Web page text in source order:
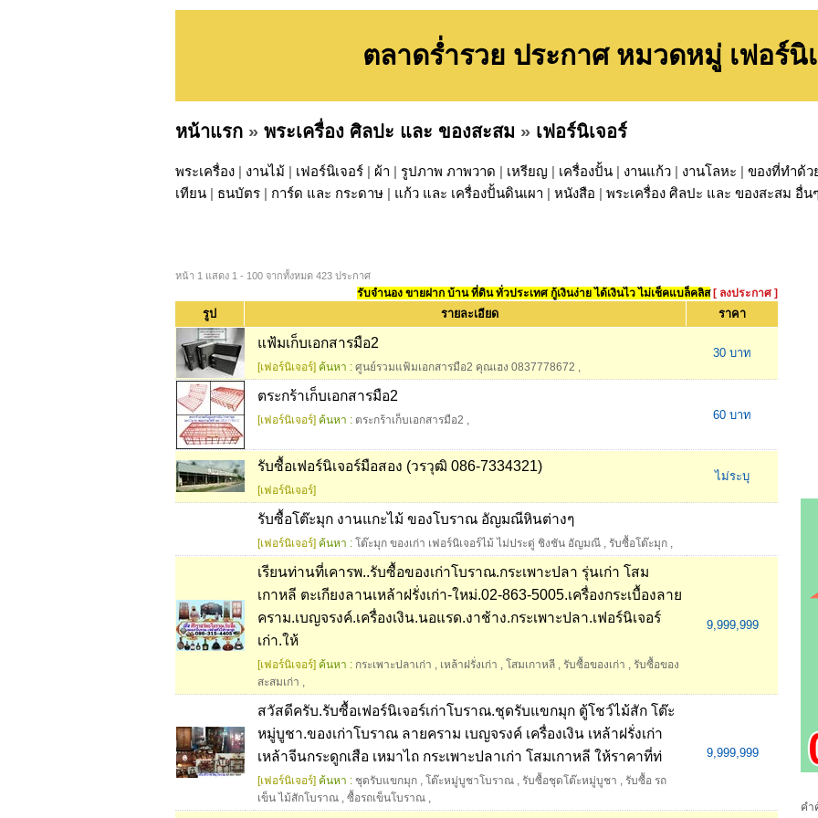
ตลาดร่ำรวย ประกาศ หมวดหมู่ เฟอร์นิ
หน้าแรก » พระเครื่อง ศิลปะ และ ของสะสม » เฟอร์นิเจอร์
พระเครื่อง | งานไม้ | เฟอร์นิเจอร์ | ผ้า | รูปภาพ ภาพวาด | เหรียญ | เครื่องปั้น | งานแก้ว | งานโลหะ | ของที่ทำด้ว
เทียน | ธนบัตร | การ์ด และ กระดาษ | แก้ว และ เครื่องปั้นดินเผา | หนังสือ | พระเครื่อง ศิลปะ และ ของสะสม อื่น
หน้า 1 แสดง 1 - 100 จากทั้งหมด 423 ประกาศ
รับจำนอง ขายฝาก บ้าน ที่ดิน ทั่วประเทศ กู้เงินง่าย ได้เงินไว ไม่เช็คแบล็คลิส [ ลงประกาศ ]
รูป รายละเอียด ราคา
แฟ้มเก็บเอกสารมือ2
[เฟอร์นิเจอร์] ค้นหา : ศูนย์รวมแฟ้มเอกสารมือ2 คุณเฮง 0837778672 ,
30 บาท
ตระกร้าเก็บเอกสารมือ2
[เฟอร์นิเจอร์] ค้นหา : ตระกร้าเก็บเอกสารมือ2 , 60 บาท
รับซื้อเฟอร์นิเจอร์มือสอง (วรวุฒิ 086-7334321)
[เฟอร์นิเจอร์]
ไม่ระบุ
รับซื้อโต๊ะมุก งานแกะไม้ ของโบราณ อัญมณีหินต่างๆ
[เฟอร์นิเจอร์] ค้นหา : โต๊ะมุก ของเก่า เฟอร์นิเจอร์ไม้ ไม่ประดู่ ชิงชัน อัญมณี , รับซื้อโต๊ะมุก ,
เรียนท่านที่เคารพ..รับซื้อของเก่าโบราณ.กระเพาะปลา รุ่นเก่า โสม
เกาหลี ตะเกียงลานเหล้าฝรั่งเก่า-ใหม่.02-863-5005.เครื่องกระเบื้องลาย
คราม.เบญจรงค์.เครื่องเงิน.นอแรด.งาช้าง.กระเพาะปลา.เฟอร์นิเจอร์
เก่า.ให้
[เฟอร์นิเจอร์] ค้นหา : กระเพาะปลาเก่า , เหล้าฝรั่งเก่า , โสมเกาหลี , รับซื้อของเก่า , รับซื้อของ
สะสมเก่า ,
9,999,999
สวัสดีครับ.รับซื้อเฟอร์นิเจอร์เก่าโบราณ.ชุดรับแขกมุก ตู้โชว์ไม้สัก โต๊ะ
หมู่บูชา.ของเก่าโบราณ ลายคราม เบญจรงค์ เครื่องเงิน เหล้าฝรั่งเก่า
เหล้าจีนกระดูกเสือ เหมาไถ กระเพาะปลาเก่า โสมเกาหลี ให้ราคาที่ท่
[เฟอร์นิเจอร์] ค้นหา : ชุดรับแขกมุก , โต๊ะหมู่บูชาโบราณ , รับซื้อชุดโต๊ะหมู่บูชา , รับซื้อ รถ
เข็น ไม้สักโบราณ , ซื้อรถเข็นโบราณ ,
9,999,999
คำ